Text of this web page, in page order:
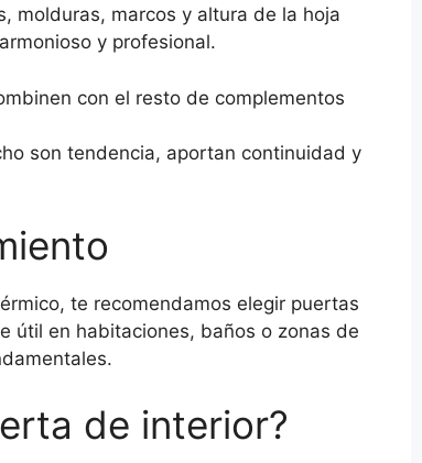
molduras, marcos y altura de la hoja
y profesional.
con el resto de complementos
son tendencia, aportan continuidad y
te recomendamos elegir puertas
útil en habitaciones, baños o zonas de
de interior?